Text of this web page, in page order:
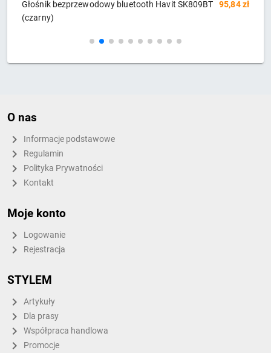
Głośnik bezprzewodowy bluetooth Havit SK809BT
(czarny)
95,84 zł
O nas
Informacje podstawowe
Regulamin
Polityka Prywatności
Kontakt
Moje konto
Logowanie
Rejestracja
STYLEM
Artykuły
Dla prasy
Współpraca handlowa
Promocje